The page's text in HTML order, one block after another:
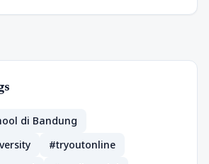
di Bandung
#tryoutonline